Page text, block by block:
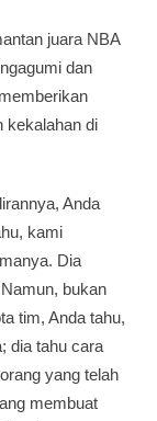
juara NBA
dan
kekalahan di
Anda
kami
Dia
bukan
tim, Anda tahu,
dia tahu cara
yang telah
membuat